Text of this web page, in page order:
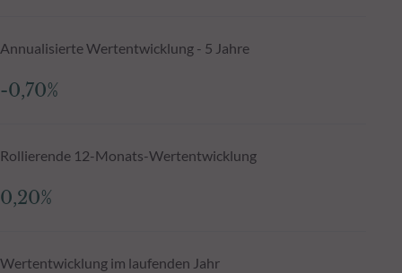
Annualisierte Wertentwicklung - 5 Jahre
-0,70%
Rollierende 12-Monats-Wertentwicklung
0,20%
Wertentwicklung im laufenden Jahr